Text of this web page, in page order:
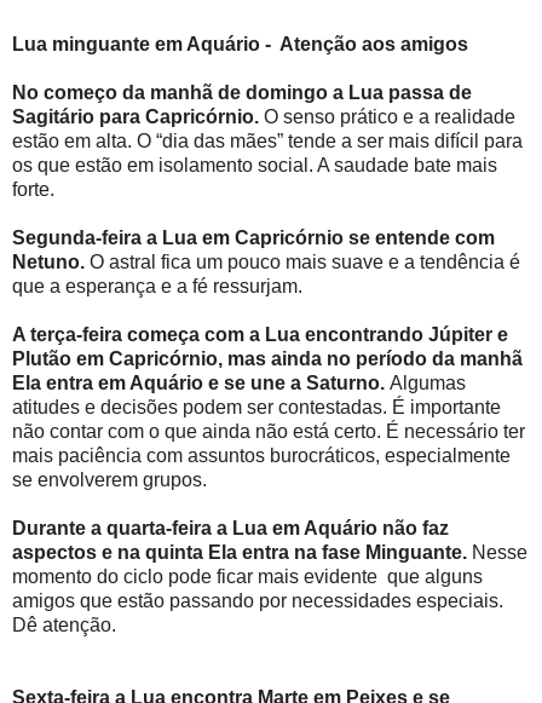
Lua minguante em Aquário - Atenção aos amigos
No começo da manhã de domingo a Lua passa de
Sagitário para Capricórnio. O senso prático e a realidade
estão em alta. O “dia das mães” tende a ser mais difícil para
os que estão em isolamento social. A saudade bate mais
forte.
Segunda-feira a Lua em Capricórnio se entende com
Netuno. O astral fica um pouco mais suave e a tendência é
que a esperança e a fé ressurjam.
A terça-feira começa com a Lua encontrando Júpiter e
Plutão em Capricórnio, mas ainda no período da manhã
Ela entra em Aquário e se une a Saturno. Algumas
atitudes e decisões podem ser contestadas. É importante
não contar com o que ainda não está certo. É necessário ter
mais paciência com assuntos burocráticos, especialmente
se envolverem grupos.
Durante a quarta-feira a Lua em Aquário não faz
aspectos e na quinta Ela entra na fase Minguante. Nesse
momento do ciclo pode ficar mais evidente que alguns
amigos que estão passando por necessidades especiais.
Dê atenção.
Sexta-feira a Lua encontra Marte em Peixes e se